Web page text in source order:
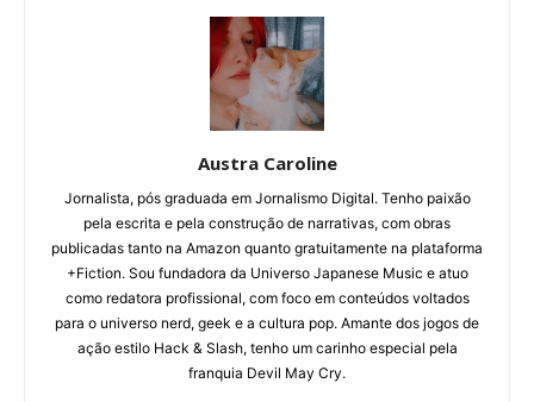
Austra Caroline
Jornalista, pós graduada em Jornalismo Digital. Tenho paixão
pela escrita e pela construção de narrativas, com obras
publicadas tanto na Amazon quanto gratuitamente na plataforma
+Fiction. Sou fundadora da Universo Japanese Music e atuo
como redatora profissional, com foco em conteúdos voltados
para o universo nerd, geek e a cultura pop. Amante dos jogos de
ação estilo Hack & Slash, tenho um carinho especial pela
franquia Devil May Cry.